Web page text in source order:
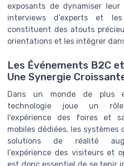
exposants de dynamiser leur
interviews d’experts et les
constituent des atouts
orientations et les intégrer
Les Événements B2C
Une Synergie
Dans un monde de plus
technologie joue un
l'expérience des foires et
mobiles dédiées, les
solutions de réalité
l’expérience des visiteurs et